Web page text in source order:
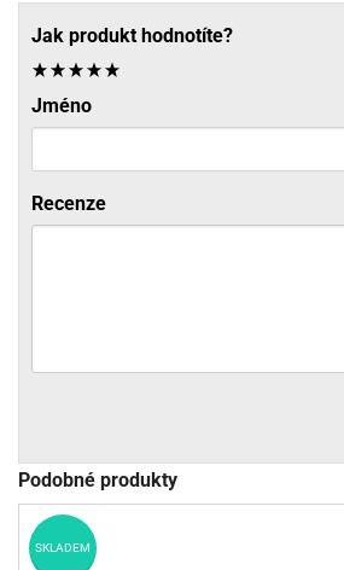
Jak produkt hodnotíte?
Jméno
Recenze
Podobné produkty
SKLADEM